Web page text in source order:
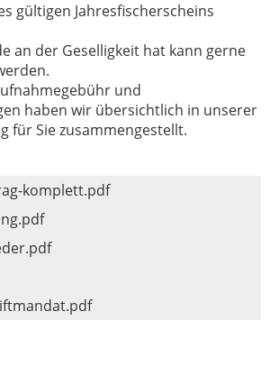
gültigen Jahresfischerscheins
an der Geselligkeit hat kann gerne
und
haben wir übersichtlich in unserer
für Sie zusammengestellt.
komplett.pdf